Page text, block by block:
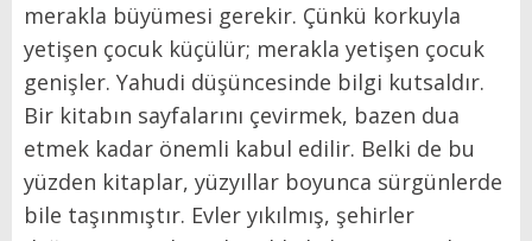
merakla büyümesi gerekir. Çünkü korkuyla
yetişen çocuk küçülür; merakla yetişen çocuk
genişler. Yahudi düşüncesinde bilgi kutsaldır.
Bir kitabın sayfalarını çevirmek, bazen dua
etmek kadar önemli kabul edilir. Belki de bu
yüzden kitaplar, yüzyıllar boyunca sürgünlerde
bile taşınmıştır. Evler yıkılmış, şehirler